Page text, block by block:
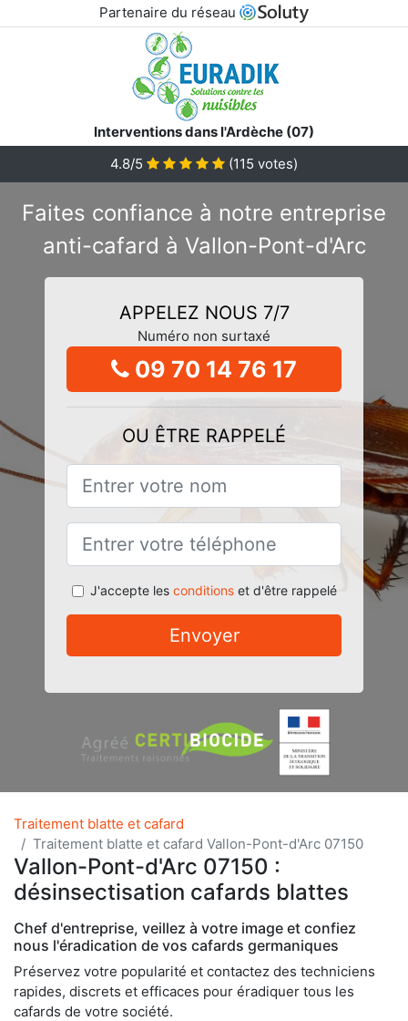
Partenaire du réseau
Interventions dans l'Ardèche (07)
4.8/5
(115 votes)
Faites confiance à notre entreprise
anti-cafard à Vallon-Pont-d'Arc
APPELEZ NOUS 7/7
Numéro non surtaxé
09 70 14 76 17
OU ÊTRE RAPPELÉ
J'accepte les conditionset d'être rappelé
Envoyer
Traitement blatte et cafard
Traitement blatte et cafard Vallon-Pont-d'Arc 07150
Vallon-Pont-d'Arc 07150 :
désinsectisation cafards blattes
Chef d'entreprise, veillez à votre image et confiez
nous l'éradication de vos cafards germaniques
Préservez votre popularité et contactez des techniciens
rapides, discrets et efficaces pour éradiquer tous les
cafards de votre société.